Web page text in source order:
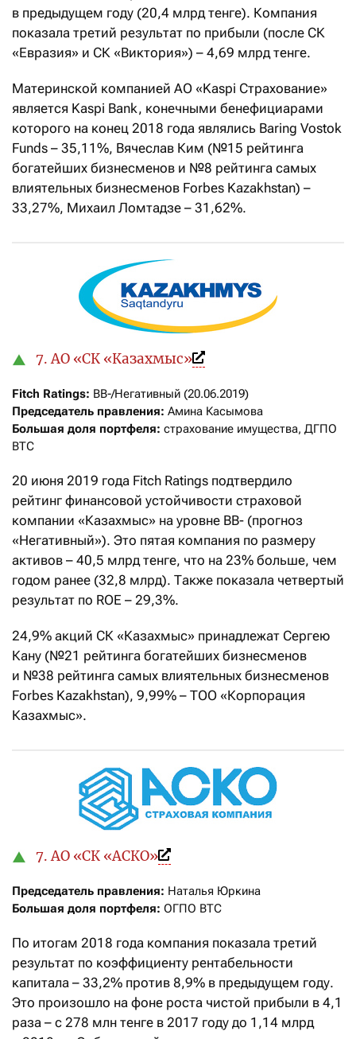
в предыдущем году (20,4 млрд тенге). Компания
показала третий результат по прибыли (после СК
«Евразия» и СК «Виктория») – 4,69 млрд тенге.
Материнской компанией АО «Kaspi Страхование»
является Kaspi Bank, конечными бенефициарами
которого на конец 2018 года являлись Baring Vostok
Funds – 35,11%, Вячеслав Ким (№15 рейтинга
богатейших бизнесменов и №8 рейтинга самых
влиятельных бизнесменов Forbes Kazakhstan) –
33,27%, Михаил Ломтадзе – 31,62%.
7. АО «СК «Казахмыс»
Fitch Ratings:
Председатель правления:
Большая доля портфеля: страхование имущества, ДГПО
ВТС
20 июня 2019 года Fitch Ratings подтвердило
рейтинг финансовой устойчивости страховой
компании «Казахмыс» на уровне ВВ- (прогноз
«Негативный»). Это пятая компания по размеру
активов – 40,5 млрд тенге, что на 23% больше, чем
годом ранее (32,8 млрд). Также показала четвертый
результат по ROE – 29,3%.
24,9% акций СК «Казахмыс» принадлежат Сергею
Кану (№21 рейтинга богатейших бизнесменов
и №38 рейтинга самых влиятельных бизнесменов
Forbes Kazakhstan), 9,99% – ТОО «Корпорация
Казахмыс».
7. АО «СК «АСКО»
Председатель правления:
Большая доля портфеля: ОГПО ВТС
По итогам 2018 года компания показала третий
результат по коэффициенту рентабельности
капитала – 33,2% против 8,9% в предыдущем году.
Это произошло на фоне роста чистой прибыли в 4,1
раза – с 278 млн тенге в 2017 году до 1,14 млрд